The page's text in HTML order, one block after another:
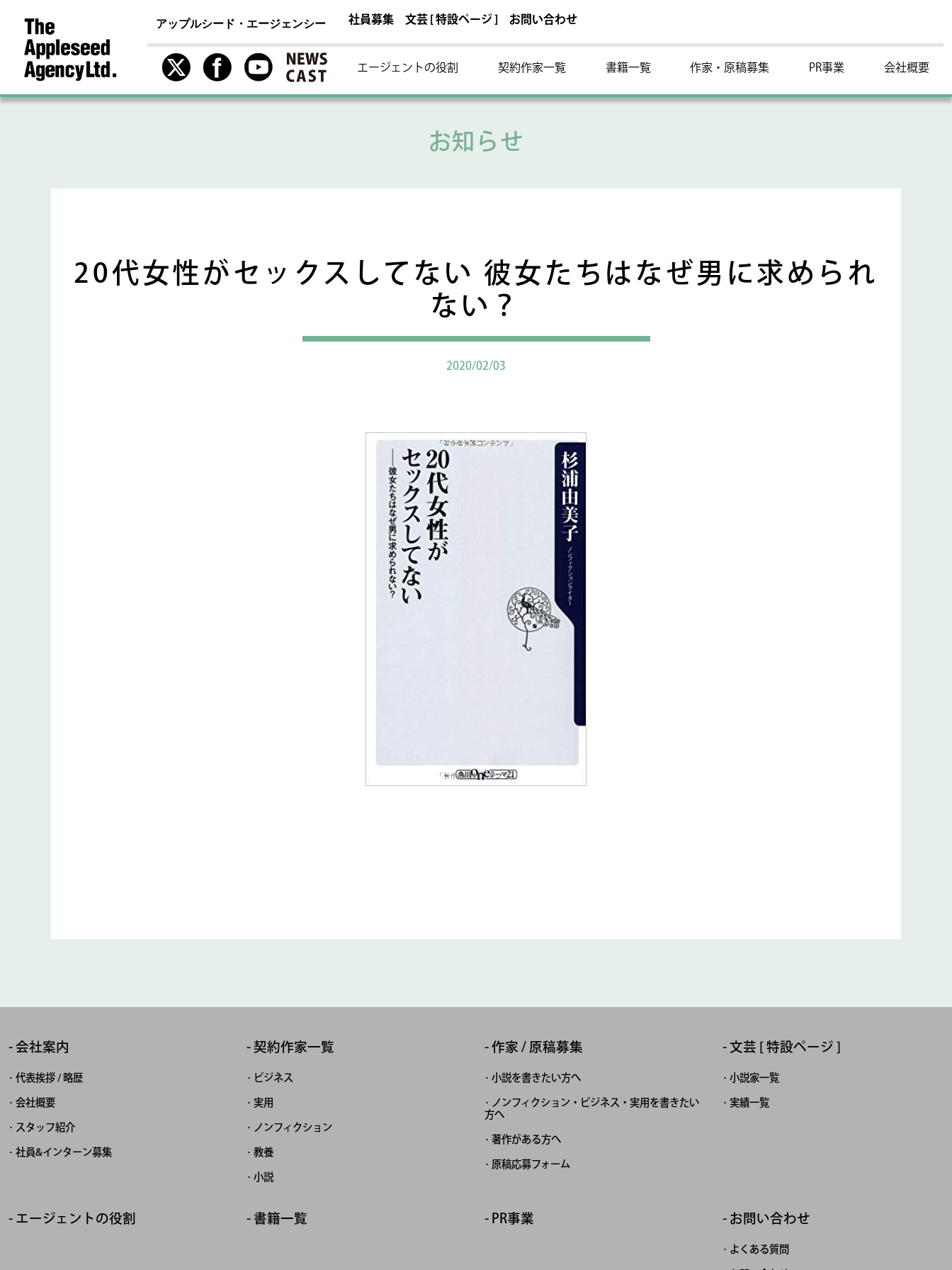
アップルシード・エージェンシー 社員募集 文芸 [ 特設ページ ] お問い合わせ
エージェントの役割 契約作家一覧 書籍一覧 作家・原稿募集 PR事業 会社概要
お知らせ
20代女性がセックスしてない 彼女たちはなぜ男に求められ
ない？
2020/02/03
会社案内
代表挨拶 / 略歴
会社概要
スタッフ紹介
社員&インターン募集
契約作家一覧
ビジネス
実用
ノンフィクション
教養
小説
作家 / 原稿募集
小説を書きたい方へ
ノンフィクション・ビジネス・実用を書きたい
方へ
著作がある方へ
原稿応募フォーム
文芸 [ 特設ページ ]
小説家一覧
実績一覧
エージェントの役割 書籍一覧 PR事業 お問い合わせ
よくある質問